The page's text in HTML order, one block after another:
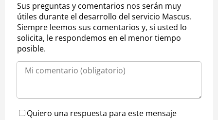
Sus preguntas y comentarios nos serán muy
útiles durante el desarrollo del servicio Mascus.
Siempre leemos sus comentarios y, si usted lo
solicita, le respondemos en el menor tiempo
posible.
Quiero una respuesta para este mensaje